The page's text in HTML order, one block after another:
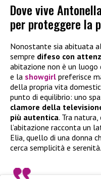
Dove vive
per proteggere la
Nonostante sia abituata
sempre difeso con
abitazione non è un
e la showgirl preferisce
della propria vita
punto di equilibrio: uno
clamore della
più autentica. Tra
l’abitazione racconta un
Elia, quello di una donna
cerca semplicità e serenità.